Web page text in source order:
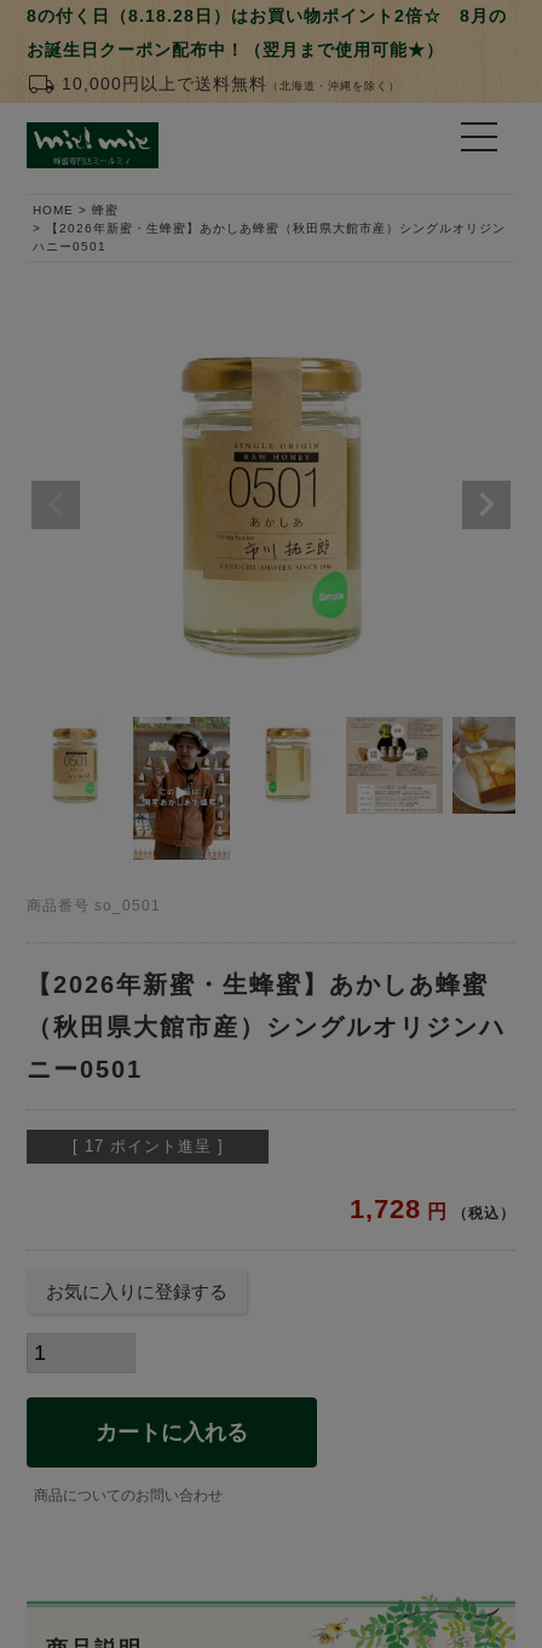
8の付く日（8.18.28日）はお買い物ポイント2倍☆ 8月の
お誕生日クーポン配布中！（翌月まで使用可能★）
local_shipping 10,000円以上で送料無料 （北海道・沖縄を除く）
HOME
蜂蜜
【2026年新蜜・生蜂蜜】あかしあ蜂蜜（秋田県大館市産）シングルオリジン
ハニー0501
商品番号 so_0501
【2026年新蜜・生蜂蜜】あかしあ蜂蜜
（秋田県大館市産）シングルオリジンハ
ニー0501
[ 17 ポイント進呈 ]
1,728 税込
お気に入りに登録する
カートに入れる
商品についてのお問い合わせ